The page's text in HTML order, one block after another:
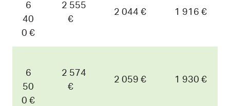
6
40
0 €
2 555
€
2 044 € 1 916 €
6
50
0 €
2 574
€
2 059 € 1 930 €